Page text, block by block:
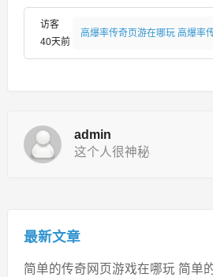
访客
40天前
高爆率传奇页游在哪玩 高爆率
admin
这个人很神秘
最新文章
简单的传奇网页游戏在哪玩 简单